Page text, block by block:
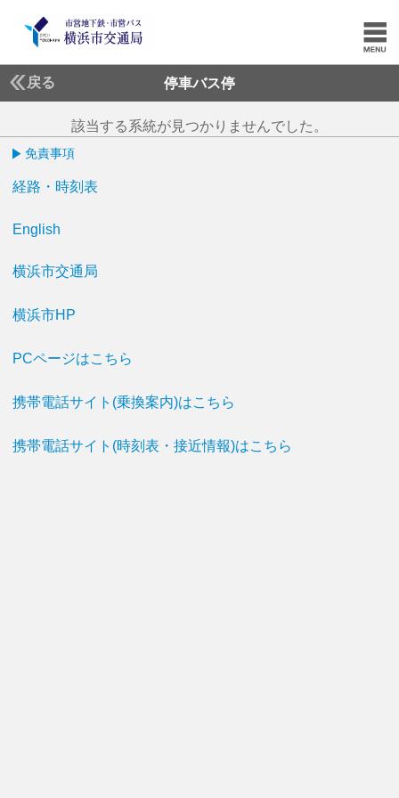
戻る 停車バス停
該当する系統が見つかりませんでした。
免責事項
経路・時刻表
English
横浜市交通局
横浜市HP
PCページはこちら
携帯電話サイト(乗換案内)はこちら
携帯電話サイト(時刻表・接近情報)はこちら